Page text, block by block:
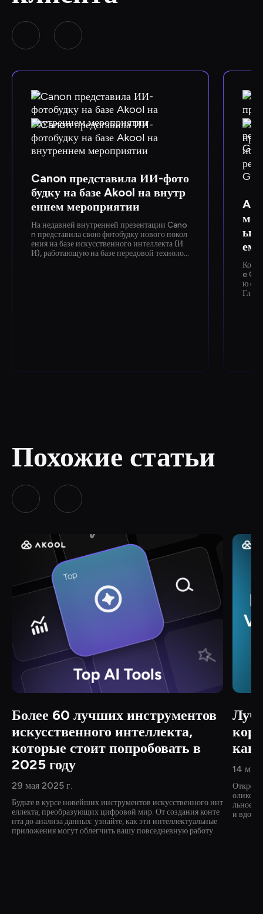
Canon представила ИИ-фото
будку на базе Akool на внутр
еннем мероприятии
На недавней внутренней презентации Cano
n представила свою фотобудку нового покол
ения на базе искусственного интеллекта (И
И), работающую на базе передовой технолог
ый
e
ю
Похожие статьи
Более 60 лучших инструментов
искусственного интеллекта,
которые стоит попробовать в
2025 году
29 мая 2025 г.
Будьте в курсе новейших инструментов искусственного инт
еллекта, преобразующих цифровой мир. От создания конте
нта до анализа данных: узнайте, как эти интеллектуальные
приложения могут облегчить вашу повседневную работу.
как
14 мая
оликов
льное
и